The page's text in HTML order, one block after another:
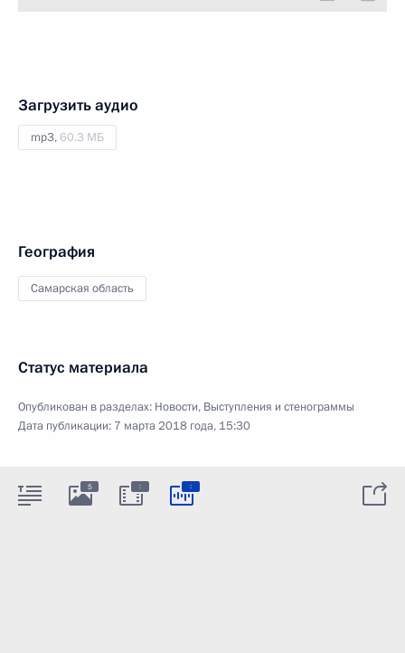
Загрузить аудио
mp3,60.3 МБ
География
Самарская область
Статус материала
Опубликован в разделах: Новости, Выступления и стенограммы
Дата публикации: 7 марта 2018 года, 15:30
5 : :